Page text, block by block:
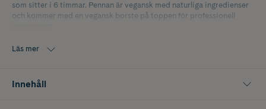
som sitter i 6 timmar. Pennan är vegansk med naturliga ingredienser
och kommer med en vegansk borste på toppen för professionell
Barely There är när du vill ha en nude färgad läpp som sitter på plats i
Läs mer
Innehåll